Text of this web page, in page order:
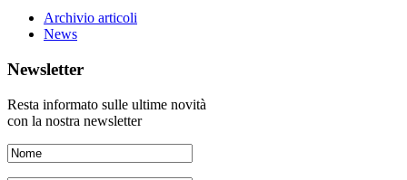
Archivio articoli
News
Newsletter
Resta informato sulle ultime novità
con la nostra newsletter